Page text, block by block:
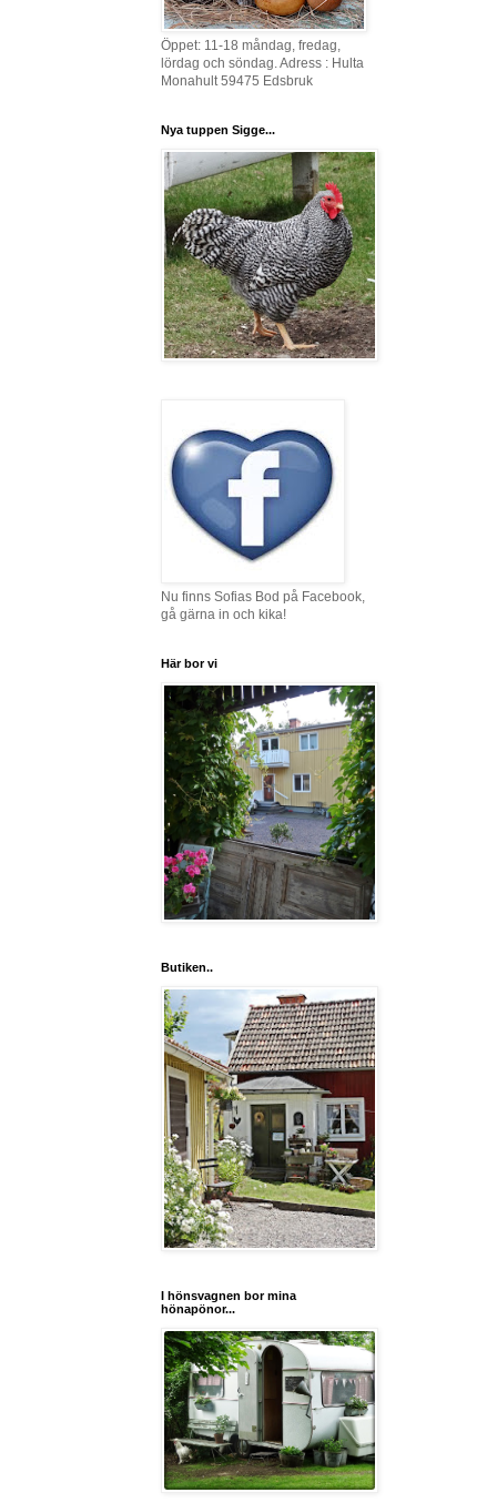
Öppet: 11-18 måndag, fredag,
lördag och söndag. Adress : Hulta
Monahult 59475 Edsbruk
Nya tuppen Sigge...
Nu finns Sofias Bod på Facebook,
gå gärna in och kika!
Här bor vi
Butiken..
I hönsvagnen bor mina
hönapönor...